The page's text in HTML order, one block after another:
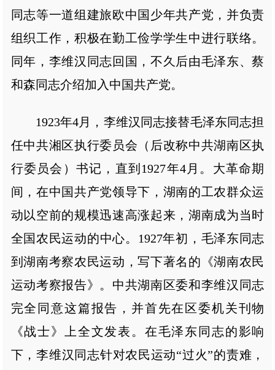
同志等一道组建旅欧中国少年共产党，并负责
组织工作，积极在勤工俭学学生中进行联络。
同年，李维汉同志回国，不久后由毛泽东、蔡
和森同志介绍加入中国共产党。
1923年4月，李维汉同志接替毛泽东同志担
任中共湘区执行委员会（后改称中共湖南区执
行委员会）书记，直到1927年4月。大革命期
间，在中国共产党领导下，湖南的工农群众运
动以空前的规模迅速高涨起来，湖南成为当时
全国农民运动的中心。1927年初，毛泽东同志
到湖南考察农民运动，写下著名的《湖南农民
运动考察报告》。中共湖南区委和李维汉同志
完全同意这篇报告，并首先在区委机关刊物
《战士》上全文发表。在毛泽东同志的影响
下，李维汉同志针对农民运动“过火”的责难，